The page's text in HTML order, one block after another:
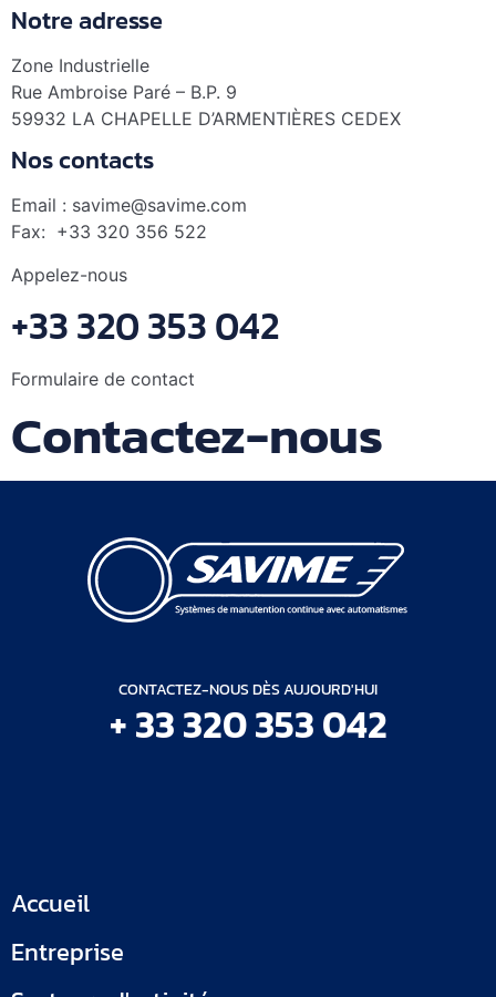
Notre adresse
Zone Industrielle
Rue Ambroise Paré – B.P. 9
59932 LA CHAPELLE D’ARMENTIÈRES CEDEX
Nos contacts
Email : savime@savime.com
Fax: +33 320 356 522
Appelez-nous
+33 320 353 042
Formulaire de contact
Contactez-nous
CONTACTEZ-NOUS DÈS AUJOURD'HUI
+ 33 320 353 042
Accueil
Entreprise